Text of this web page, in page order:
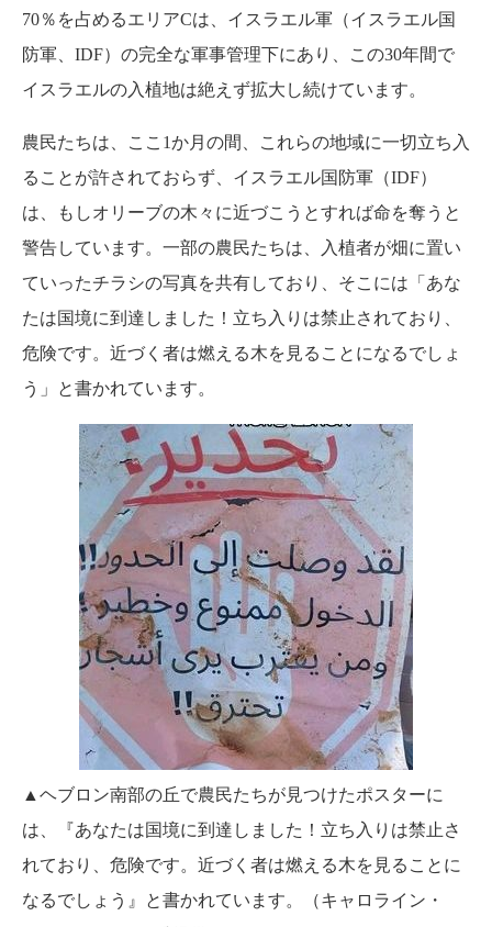
70％を占めるエリアCは、イスラエル軍（イスラエル国
防軍、IDF）の完全な軍事管理下にあり、この30年間で
イスラエルの入植地は絶えず拡大し続けています。
農民たちは、ここ1か月の間、これらの地域に一切立ち入
ることが許されておらず、イスラエル国防軍（IDF）
は、もしオリーブの木々に近づこうとすれば命を奪うと
警告しています。一部の農民たちは、入植者が畑に置い
ていったチラシの写真を共有しており、そこには「あな
たは国境に到達しました！立ち入りは禁止されており、
危険です。近づく者は燃える木を見ることになるでしょ
う」と書かれています。
▲ヘブロン南部の丘で農民たちが見つけたポスターに
は、『あなたは国境に到達しました！立ち入りは禁止さ
れており、危険です。近づく者は燃える木を見ることに
なるでしょう』と書かれています。（キャロライン・